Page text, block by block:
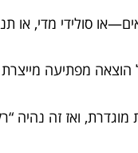
סולידי מדי, או
הוצאה מפתיעה
ואז זה נהיה